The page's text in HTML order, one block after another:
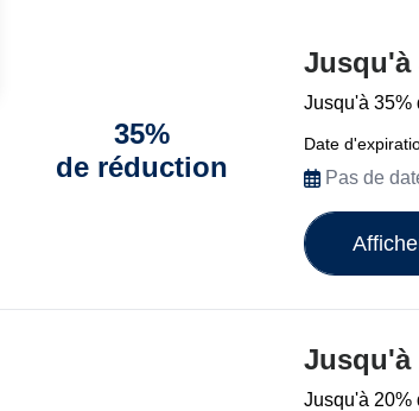
35%
de réduction
Jusqu'à
Jusqu'à 35%
Date
Pas de
Jusqu'à
Jusqu'à 20%